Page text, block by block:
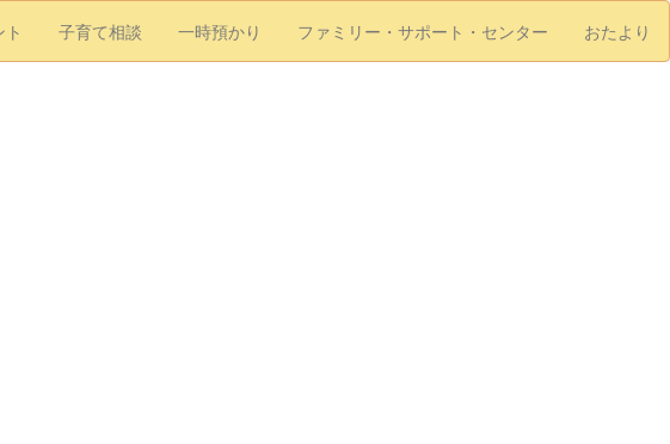
子育て相談 一時預かり ファミリー・サポート・センター おたより